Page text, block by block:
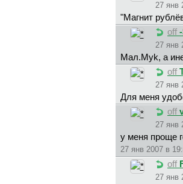
27 янв
"Магнит
off
27 янв
Maл.Myk, а
off
27 янв
Для меня
off
27 янв
у меня проще
27 янв 2007 в
off
27 янв